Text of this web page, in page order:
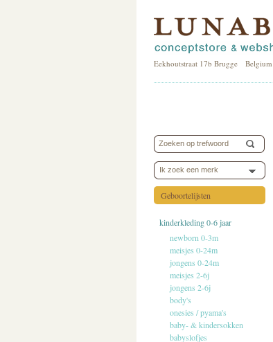
Eekhoutstraat 17b Brugge
Ik zoek een merk
Geboortelijsten
kinderkleding 0-6 jaar
newborn 0-3m
meisjes 0-24m
jongens 0-24m
meisjes 2-6j
jongens 2-6j
body's
onesies / pyama's
baby- & kindersokken
babyslofjes